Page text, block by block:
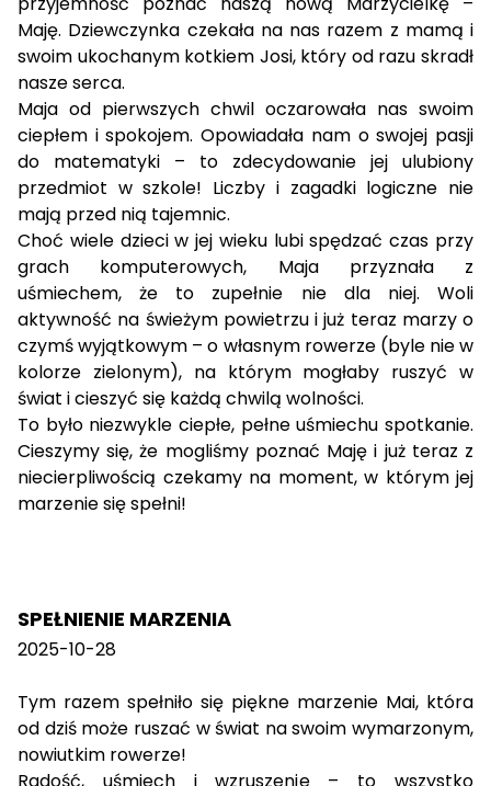
Maję. Dziewczynka czekała na nas razem z mamą i
swoim ukochanym kotkiem Josi, który od razu skradł
nasze serca.
Maja od pierwszych chwil oczarowała nas swoim
ciepłem i spokojem. Opowiadała nam o swojej pasji
do matematyki – to zdecydowanie jej ulubiony
przedmiot w szkole! Liczby i zagadki logiczne nie
mają przed nią tajemnic.
Choć wiele dzieci w jej wieku lubi spędzać czas przy
grach komputerowych, Maja przyznała z
uśmiechem, że to zupełnie nie dla niej. Woli
aktywność na świeżym powietrzu i już teraz marzy o
czymś wyjątkowym – o własnym rowerze (byle nie w
kolorze zielonym), na którym mogłaby ruszyć w
świat i cieszyć się każdą chwilą wolności.
To było niezwykle ciepłe, pełne uśmiechu spotkanie.
Cieszymy się, że mogliśmy poznać Maję i już teraz z
niecierpliwością czekamy na moment, w którym jej
marzenie się spełni!
SPEŁNIENIE MARZENIA
2025-10-28
Tym razem spełniło się piękne marzenie Mai, która
od dziś może ruszać w świat na swoim wymarzonym,
nowiutkim rowerze!